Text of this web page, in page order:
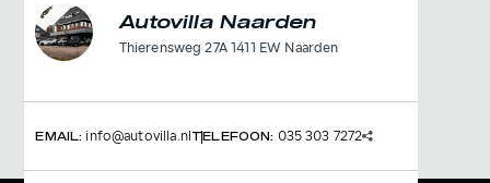
Autovilla Naarden
Thierensweg 27A 1411 EW Naarden
EMAIL: info@autovilla.nl TELEFOON: 035 303 7272